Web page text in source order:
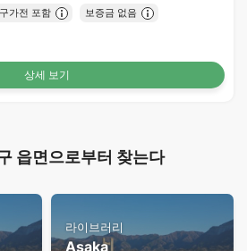
가전 포함 보증금 없음
상세 보기
읍면으로부터 찾는다
라이브러리
Asaka